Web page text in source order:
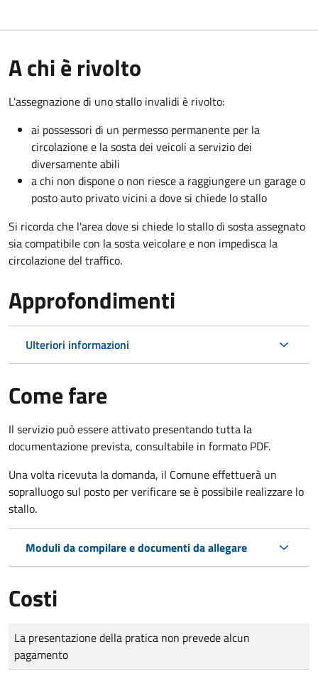
A chi è rivolto
L'assegnazione di uno stallo invalidi è rivolto:
ai possessori di un permesso permanente per la
circolazione e la sosta dei veicoli a servizio dei
diversamente abili
a chi non dispone o non riesce a raggiungere un garage o
posto auto privato vicini a dove si chiede lo stallo
Si ricorda che l'area dove si chiede lo stallo di sosta assegnato
sia compatibile con la sosta veicolare e non impedisca la
circolazione del traffico.
Approfondimenti
Ulteriori informazioni
Come fare
Il servizio può essere attivato presentando tutta la
documentazione prevista, consultabile in formato PDF.
Una volta ricevuta la domanda, il Comune effettuerà un
sopralluogo sul posto per verificare se è possibile realizzare lo
stallo.
Moduli da compilare e documenti da allegare
Costi
Tipo di pagamento
Importo
La presentazione della pratica non prevede alcun
pagamento